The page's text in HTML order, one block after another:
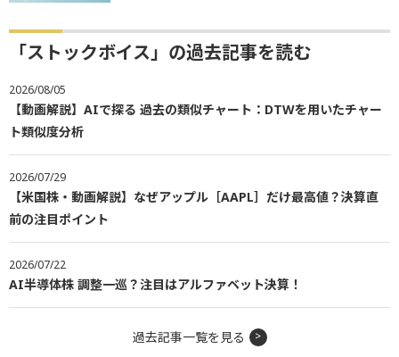
「ストックボイス」の過去記事を読む
2026/08/05
【動画解説】AIで探る 過去の類似チャート：DTWを用いたチャー
ト類似度分析
2026/07/29
【米国株・動画解説】なぜアップル［AAPL］だけ最高値？決算直
前の注目ポイント
2026/07/22
AI半導体株 調整一巡？注目はアルファベット決算！
過去記事一覧を見る